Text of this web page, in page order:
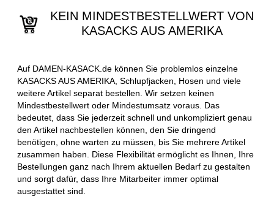
KEIN MINDESTBESTELLWERT VON
KASACKS AUS AMERIKA
Auf DAMEN-KASACK.de können Sie problemlos einzelne
KASACKS AUS AMERIKA, Schlupfjacken, Hosen und viele
weitere Artikel separat bestellen. Wir setzen keinen
Mindestbestellwert oder Mindestumsatz voraus. Das
bedeutet, dass Sie jederzeit schnell und unkompliziert genau
den Artikel nachbestellen können, den Sie dringend
benötigen, ohne warten zu müssen, bis Sie mehrere Artikel
zusammen haben. Diese Flexibilität ermöglicht es Ihnen, Ihre
Bestellungen ganz nach Ihrem aktuellen Bedarf zu gestalten
und sorgt dafür, dass Ihre Mitarbeiter immer optimal
ausgestattet sind.